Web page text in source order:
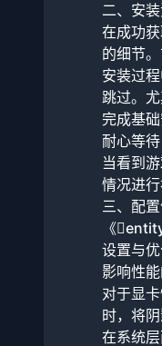
二、安
在成功
的细节
安装过
跳过。
完成基
耐心等
当看到
情况进
三、配
《
设置与
影响性能
对于显
时，将
在系统